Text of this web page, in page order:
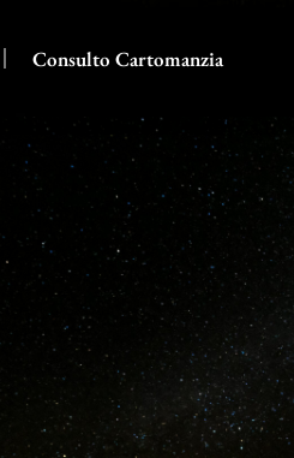
Consulto Cartomanzia